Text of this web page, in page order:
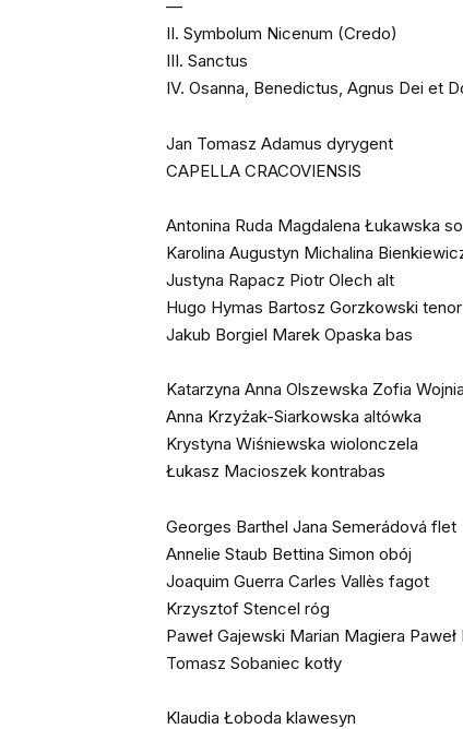
—
II. Symbolum Nicenum (Credo)
III. Sanctus
IV. Osanna, Benedictus, Agnus Dei et
Jan Tomasz Adamus dyrygent
CAPELLA CRACOVIENSIS
Antonina Ruda Magdalena Łukawska
Karolina Augustyn Michalina
Justyna Rapacz Piotr Olech alt
Hugo Hymas Bartosz Gorzkowski tenor
Jakub Borgiel Marek Opaska bas
Katarzyna Anna Olszewska Zofia
Anna Krzyżak-Siarkowska altówka
Krystyna Wiśniewska wiolonczela
Łukasz Macioszek kontrabas
Georges Barthel Jana Semerádová flet
Annelie Staub Bettina Simon obój
Joaquim Guerra Carles Vallès fagot
Krzysztof Stencel róg
Paweł Gajewski Marian Magiera
Tomasz Sobaniec kotły
Klaudia Łoboda klawesyn